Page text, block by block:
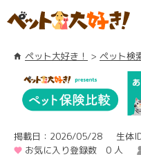
ペット大好き！ ペット検
掲載日：2026/05/28
生体
お気に入り登録数 0 人